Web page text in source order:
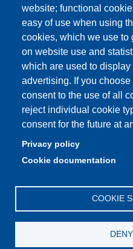
website; functional
easy of use when using
cookies, which we use to
on website use and
which are used to
advertising. If you
consent to the use of all
reject individual cookie
consent for the future at
Privacy policy
Cookie documentation
COOKIE
How to find us
Partita IVA: 00427620364
Dipartimento di
Sede: Via San Geminiano 3 -
Email:
Telefono: 059 205 8170
(Amministrazione) | 059 205